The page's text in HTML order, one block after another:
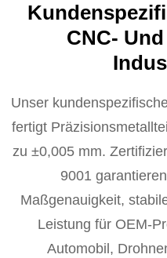
CNC-
Unser
fertigt
zu ±0,005 mm.
9001
Maßgenauigkeit,
Leistung für OEM-
Automobil,